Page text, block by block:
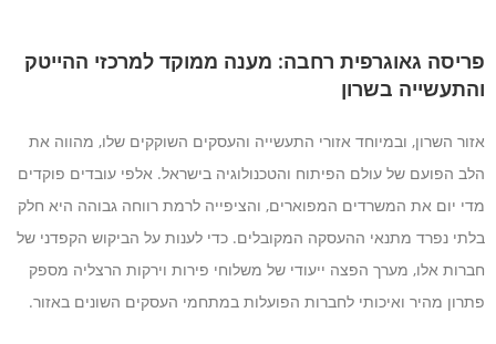
פריסה גאוגרפית רחבה: מענה ממוקד למרכזי ההייטק
והתעשייה בשרון
אזור השרון, ובמיוחד אזורי התעשייה והעסקים השוקקים שלו, מהווה את
הלב הפועם של עולם הפיתוח והטכנולוגיה בישראל. אלפי עובדים פוקדים
מדי יום את המשרדים המפוארים, והציפייה לרמת רווחה גבוהה היא חלק
בלתי נפרד מתנאי ההעסקה המקובלים. כדי לענות על הביקוש הקפדני של
חברות אלו, מערך הפצה ייעודי של משלוחי פירות וירקות הרצליה מספק
פתרון מהיר ואיכותי לחברות הפועלות במתחמי העסקים השונים באזור.